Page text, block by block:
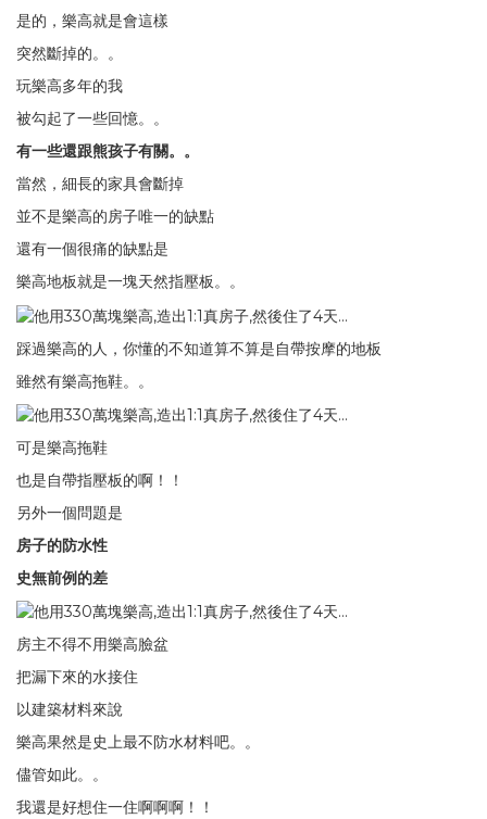
是的，樂高就是會這樣
突然斷掉的。。
玩樂高多年的我
被勾起了一些回憶。。
有一些還跟熊孩子有關。。
當然，細長的家具會斷掉
並不是樂高的房子唯一的缺點
還有一個很痛的缺點是
樂高地板就是一塊天然指壓板。。
踩過樂高的人，你懂的不知道算不算是自帶按摩的地板
雖然有樂高拖鞋。。
可是樂高拖鞋
也是自帶指壓板的啊！！
另外一個問題是
房子的防水性
史無前例的差
房主不得不用樂高臉盆
把漏下來的水接住
以建築材料來說
樂高果然是史上最不防水材料吧。。
儘管如此。。
我還是好想住一住啊啊啊！！